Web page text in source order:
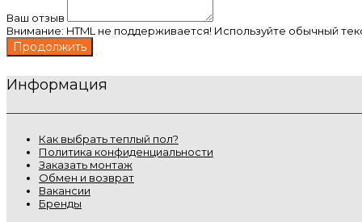
Ваш отзыв
Внимание: HTML не поддерживается! Используйте обычный
Продолжить
Информация
Как выбрать теплый пол?
Политика конфиденциальности
Заказать монтаж
Обмен и возврат
Вакансии
Бренды